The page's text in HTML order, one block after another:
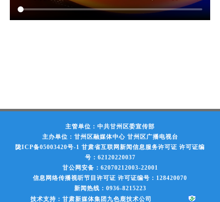
主管单位：中共甘州区委宣传部
主办单位：甘州区融媒体中心 甘州区广播电视台
陇ICP备05003420号-1 甘肃省互联网新闻信息服务许可证 许可证编
号：62120220037
甘公网安备：62070212003-22001
信息网络传播视听节目许可证 许可证编号：128420070
新闻热线：0936-8215223
技术支持：甘肃新媒体集团九色鹿技术公司